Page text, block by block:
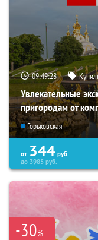
09:49:27
Увлекательные
пригородам от
Горьковская
от 344 руб.
до3985руб.
-30%